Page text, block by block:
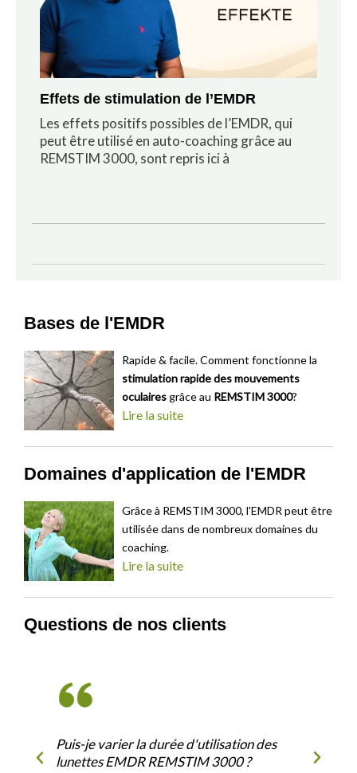
Effets de stimulation de l’EMDR
Les effets positifs possibles de l’EMDR, qui
peut être utilisé en auto-coaching grâce au
REMSTIM 3000, sont repris ici à
Bases de l'EMDR
Rapide & facile. Comment fonctionne la
stimulation rapide des mouvements
oculairesgrâce au REMSTIM 3000?
Lire la suite
Domaines d'application de l'EMDR
Grâce à REMSTIM 3000, l'EMDR peut être
utilisée dans de nombreux domaines du
coaching.
Lire la suite
Questions de nos clients
Puis-je varier la durée d'utilisation des
lunettes EMDR REMSTIM 3000 ?